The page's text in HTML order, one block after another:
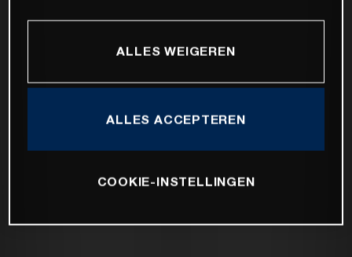
ALLES WEIGEREN
ALLES ACCEPTEREN
COOKIE-INSTELLINGEN